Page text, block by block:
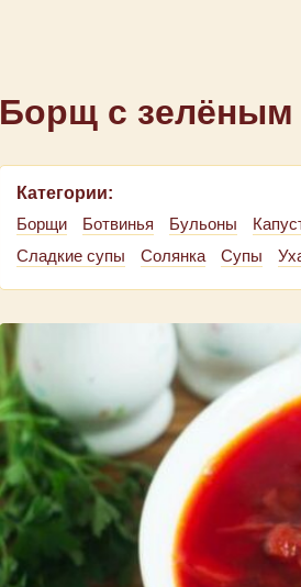
Борщ с зелёным
Категории:
Борщи
Ботвинья Бульоны
Сладкие супы
Солянка Супы